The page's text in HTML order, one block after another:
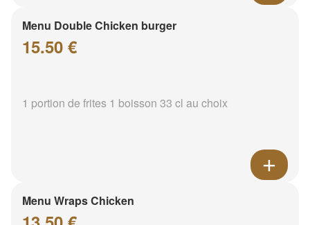
Menu Double Chicken burger
15.50 €
1 portion de frites 1 boisson 33 cl au choix
Menu Wraps Chicken